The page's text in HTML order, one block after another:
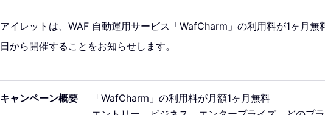
アイレットは、WAF 自動運用サービス「WafCharm」の利用料が1ヶ月無
日から開催することをお知らせします。
キャンペーン概要
「WafCharm」の利用料が月額1ヶ月無料